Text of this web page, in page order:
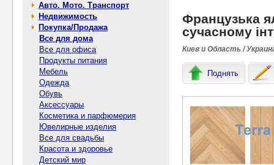
Авто. Мото. Транспорт
Недвижимость
Покупка/Продажа
Все для дома
Все для офиса
Продукты питания
Мебель
Одежда
Обувь
Аксессуары
Косметика и парфюмерия
Ювелирные изделия
Все для свадьбы
Красота и здоровье
Детский мир
Французька
сучасному
Киев и Область /
Поднять